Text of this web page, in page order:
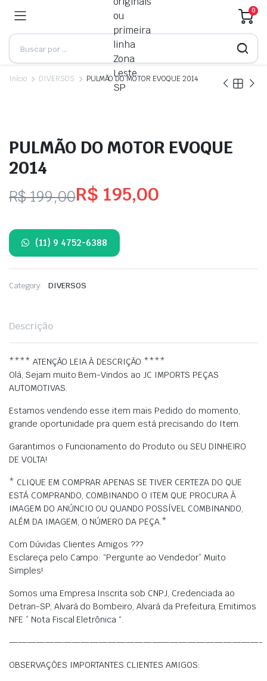
0
Início DIVERSOS PULMÃO DO MOTOR EVOQUE 2014
PULMÃO DO MOTOR EVOQUE
2014
R$199,00
preço
original
era:
R$ 195,00
preço
atual
é:
(11) 9 4752-6388
Category: DIVERSOS
Descrição
**** ATENÇÃO LEIA À DESCRIÇÃO ****
Olá, Sejam muito Bem-Vindos ao JC IMPORTS PEÇAS
AUTOMOTIVAS.
Estamos vendendo esse item mais Pedido do momento,
grande oportunidade pra quem está precisando do Item.
Garantimos o Funcionamento do Produto ou SEU DINHEIRO
DE VOLTA!
* CLIQUE EM COMPRAR APENAS SE TIVER CERTEZA DO QUE
ESTÁ COMPRANDO, COMBINANDO O ITEM QUE PROCURA À
IMAGEM DO ANÚNCIO OU QUANDO POSSÍVEL COMBINANDO,
ALÉM DA IMAGEM, O NÚMERO DA PEÇA.*
Com Dúvidas Clientes Amigos ???
Esclareça pelo Campo: “Pergunte ao Vendedor” Muito
Simples!
Somos uma Empresa Inscrita sob CNPJ, Credenciada ao
Detran-SP, Alvará do Bombeiro, Alvará da Prefeitura, Emitimos
NFE ” Nota Fiscal Eletrônica “.
————————————————————————————-
OBSERVAÇÕES IMPORTANTES CLIENTES AMIGOS: